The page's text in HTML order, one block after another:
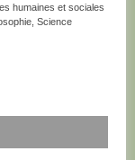
humaines et sociales
Science